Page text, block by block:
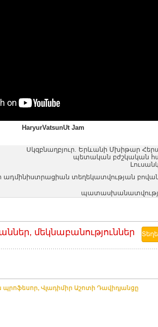
HaryurVatsunUt Jam
Սկզբնաղբյուր. Երևանի Մխիթար
պետական բժշկական
ադմինիստրացիան տեղեկատվության
մեկնաբանություններ
պրոֆեսոր, Վլադիմիր Աշոտի Դավիդյանցը